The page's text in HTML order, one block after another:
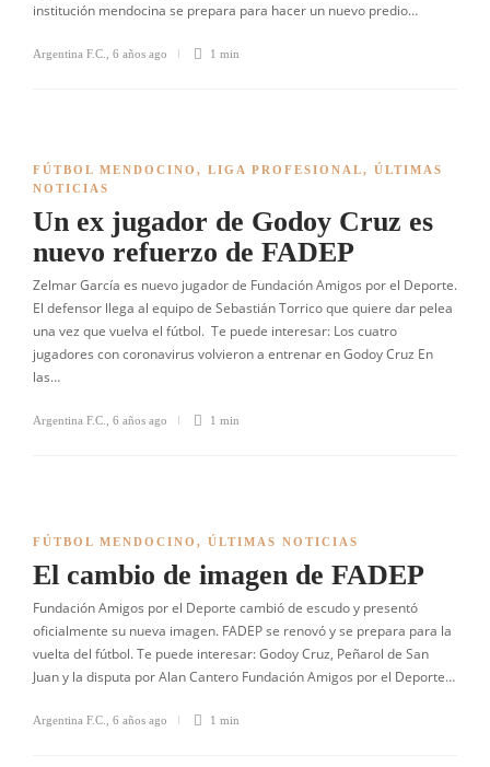
institución mendocina se prepara para hacer un nuevo predio…
Argentina F.C. 6 años ago 1 min
FÚTBOL MENDOCINO , LIGA PROFESIONAL, ÚLTIMAS
NOTICIAS
Un ex jugador de Godoy Cruz es
nuevo refuerzo de FADEP
Zelmar García es nuevo jugador de Fundación Amigos por el Deporte.
El defensor llega al equipo de Sebastián Torrico que quiere dar pelea
una vez que vuelva el fútbol. Te puede interesar: Los cuatro
jugadores con coronavirus volvieron a entrenar en Godoy Cruz En
las…
Argentina F.C. 6 años ago 1 min
FÚTBOL MENDOCINO , ÚLTIMAS NOTICIAS
El cambio de imagen de FADEP
Fundación Amigos por el Deporte cambió de escudo y presentó
oficialmente su nueva imagen. FADEP se renovó y se prepara para la
vuelta del fútbol. Te puede interesar: Godoy Cruz, Peñarol de San
Juan y la disputa por Alan Cantero Fundación Amigos por el Deporte…
Argentina F.C. 6 años ago 1 min